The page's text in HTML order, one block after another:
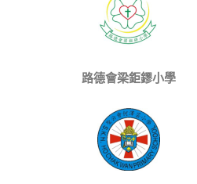
路德會梁鉅鏐小學